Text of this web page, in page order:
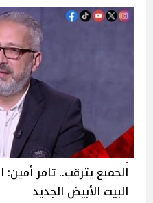
الجميع يترقب.. تامر
البيت الأبيض الجديد‎